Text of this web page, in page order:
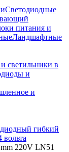
Светодиодные
питания и
Ландшафтные
светильники в
и
и
гибкий
220V LN51